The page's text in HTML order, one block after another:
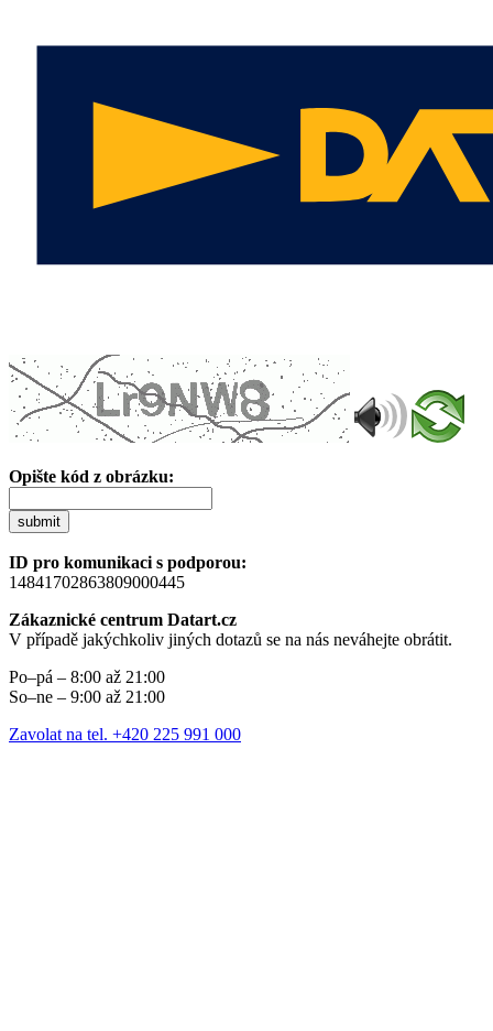
Opište kód z obrázku:
submit
ID pro komunikaci s podporou:
14841702863809000445
Zákaznické centrum Datart.cz
V případě jakýchkoliv jiných dotazů se na nás neváhejte obrátit.
Po–pá – 8:00 až 21:00
So–ne – 9:00 až 21:00
Zavolat na tel. +420 225 991 000